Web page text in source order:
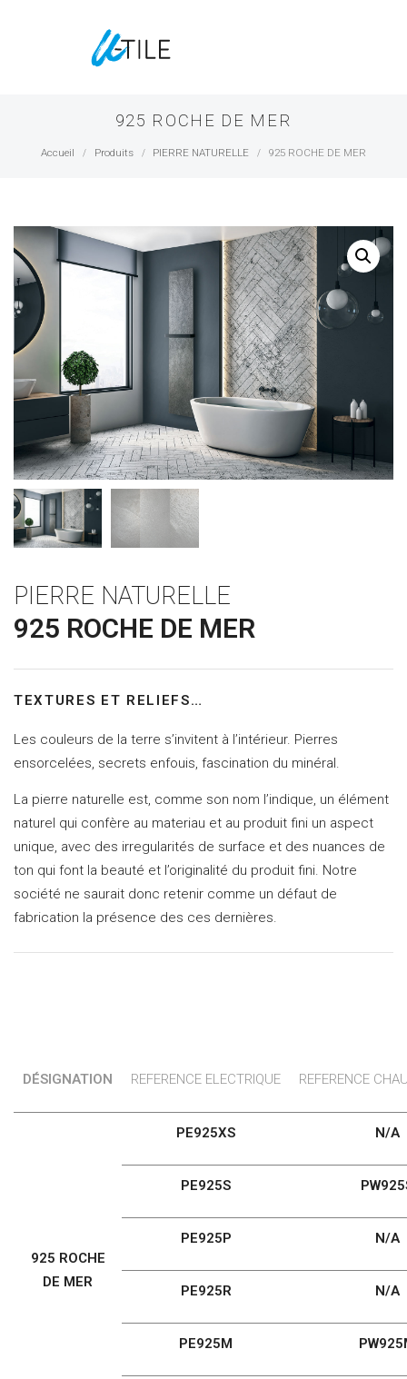
925 ROCHE DE MER
Accueil / Produits / PIERRE NATURELLE / 925 ROCHE DE MER
PIERRE NATURELLE
925 ROCHE DE MER
TEXTURES ET RELIEFS…
Les couleurs de la terre s’invitent à l’intérieur. Pierres
ensorcelées, secrets enfouis, fascination du minéral.
La pierre naturelle est, comme son nom l’indique, un élément
naturel qui confère au materiau et au produit fini un aspect
unique, avec des irregularités de surface et des nuances de
ton qui font la beauté et l’originalité du produit fini. Notre
société ne saurait donc retenir comme un défaut de
fabrication la présence des ces dernières.
DÉSIGNATION REFERENCE ELECTRIQUE REFERENCE
925 ROCHE
DE MER
PE925XS N/A
PE925S
PE925P N/A
PE925R N/A
PE925M